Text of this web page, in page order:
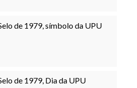
de 1979, símbolo da UPU
de 1979, Dia da UPU